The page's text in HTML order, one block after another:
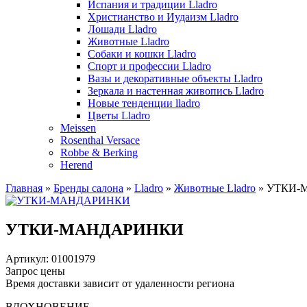
Испания и традиции Lladro
Христианство и Иудаизм Lladro
Лошади Lladro
Животные Lladro
Собаки и кошки Lladro
Спорт и профессии Lladro
Вазы и декоративные объекты Lladro
Зеркала и настенная живопись Lladro
Новые тенденции lladro
Цветы Lladro
Meissen
Rosenthal Versace
Robbe & Berking
Herend
Главная » Бренды салона » Lladro » Животные Lladro » УТКИ-
УТКИ-МАНДАРИНКИ
Артикул: 01001979
Запрос цены
Время доставки зависит от удаленности региона